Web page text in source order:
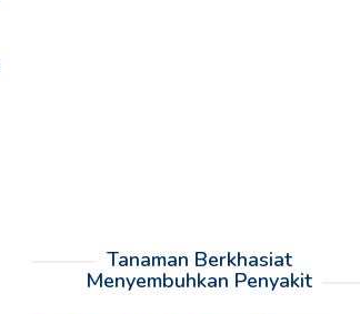
Tanaman Berkhasiat
Menyembuhkan Penyakit